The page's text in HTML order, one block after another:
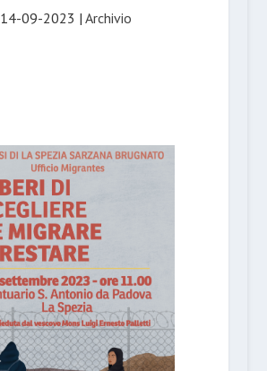
14-09-2023 |Archivio